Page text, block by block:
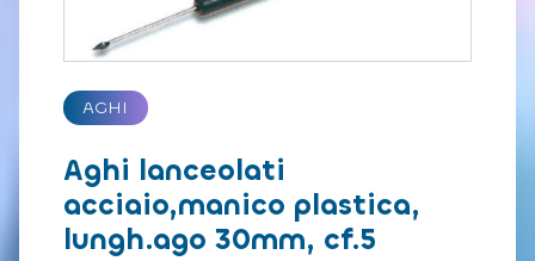
AGHI
Aghi lanceolati
acciaio,manico plastica,
lungh.ago 30mm, cf.5